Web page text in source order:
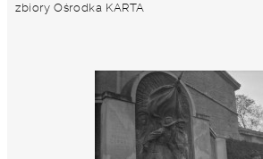
zbiory Ośrodka KARTA